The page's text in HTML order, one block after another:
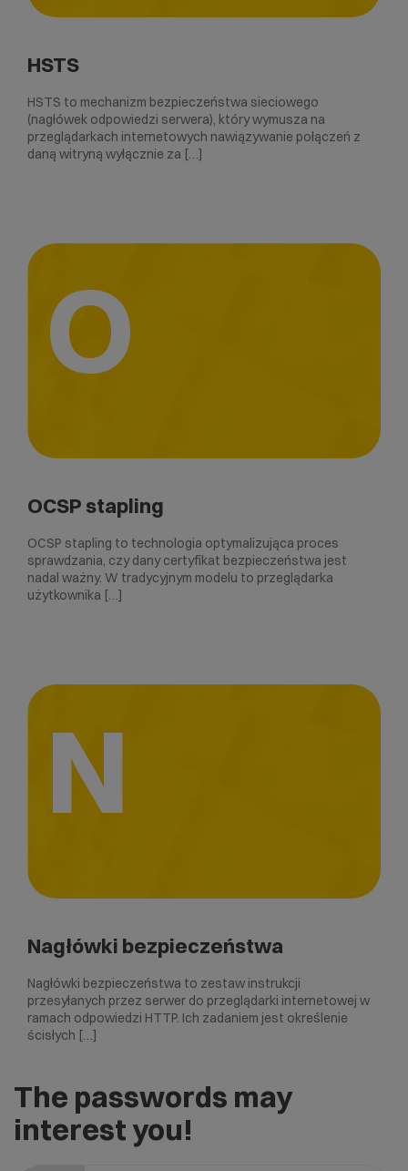
HSTS
HSTS to mechanizm bezpieczeństwa sieciowego
(nagłówek odpowiedzi serwera), który wymusza na
przeglądarkach internetowych nawiązywanie połączeń z
daną witryną wyłącznie za […]
O
OCSP stapling
OCSP stapling to technologia optymalizująca proces
sprawdzania, czy dany certyfikat bezpieczeństwa jest
nadal ważny. W tradycyjnym modelu to przeglądarka
użytkownika […]
N
Nagłówki bezpieczeństwa
Nagłówki bezpieczeństwa to zestaw instrukcji
przesyłanych przez serwer do przeglądarki internetowej w
ramach odpowiedzi HTTP. Ich zadaniem jest określenie
ścisłych […]
The passwords may
interest you!